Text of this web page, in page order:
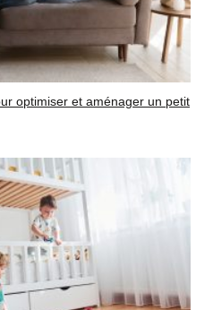
optimiser et aménager un petit